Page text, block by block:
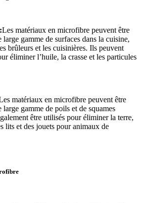
Les matériaux en microfibre peuvent être
gamme de surfaces dans la cuisine,
brûleurs et les cuisinières. Ils peuvent
éliminer l’huile, la crasse et les particules
matériaux en microfibre peuvent être
gamme de poils et de squames
être utilisés pour éliminer la terre,
lits et des jouets pour animaux de